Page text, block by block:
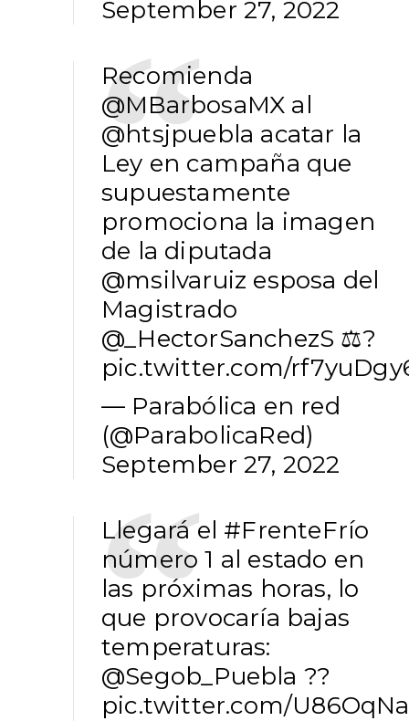
September 27, 2022
Recomienda
@MBarbosaMX al
@htsjpuebla acatar la
Ley en campaña que
supuestamente
promociona la imagen
de la diputada
@msilvaruiz esposa del
Magistrado
@_HectorSanchezS ⚖️?
pic.twitter.com/
— Parabólica en red
(@ParabolicaRed)
September 27, 2022
Llegará el #FrenteFrío
número 1 al estado en
las próximas horas, lo
que provocaría bajas
temperaturas:
@Segob_Puebla ??
pic.twitter.com/